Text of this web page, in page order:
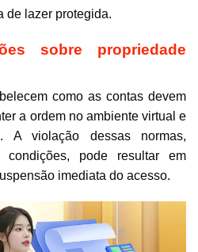
de lazer protegida.
sobre propriedade
como as contas devem
a ordem no ambiente virtual e
A violação dessas normas,
pode resultar em
imediata do acesso.